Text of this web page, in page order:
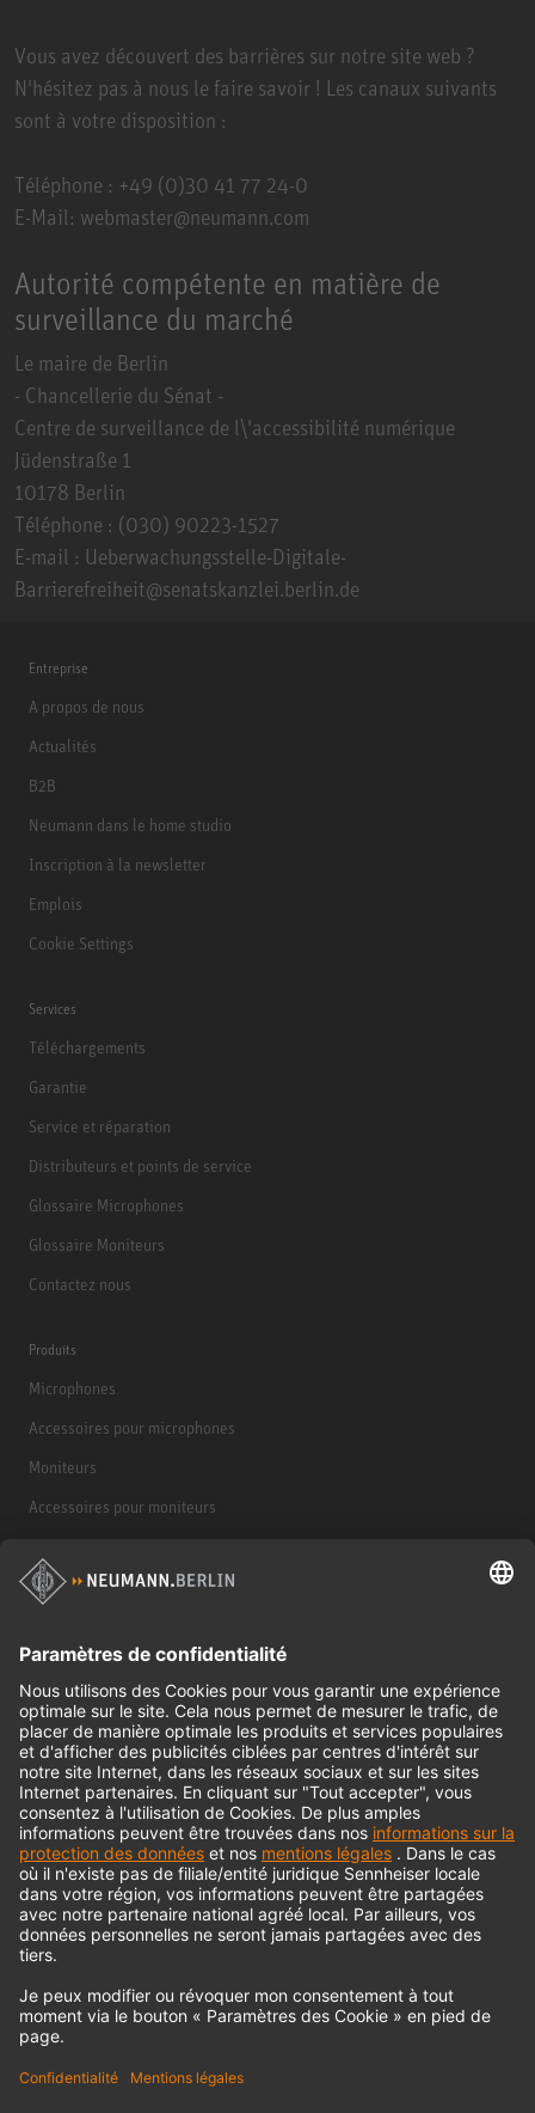
Vous avez découvert des barrières sur notre site web ?
N'hésitez pas à nous le faire savoir ! Les canaux suivants
sont à votre disposition :
Téléphone : +49 (0)30 41 77 24-0
E-Mail: webmaster@neumann.com
Autorité compétente en matière de
surveillance du marché
Le maire de Berlin
- Chancellerie du Sénat -
Centre de surveillance de l\'accessibilité numérique
Jüdenstraße 1
10178 Berlin
Téléphone : (030) 90223-1527
E-mail : Ueberwachungsstelle-Digitale-
Barrierefreiheit@senatskanzlei.berlin.de
Entreprise
A propos de nous
Actualités
B2B
Neumann dans le home studio
Inscription à la newsletter
Emplois
Cookie Settings
Services
Téléchargements
Garantie
Service et réparation
Distributeurs et points de service
Glossaire Microphones
Glossaire Moniteurs
Contactez nous
Produits
Microphones
Accessoires pour microphones
Moniteurs
Accessoires pour moniteurs
Produits historiques
© 2018 - 2026Georg Neumann GmbH
Impression
Politique de confidentialité
Conditions générales